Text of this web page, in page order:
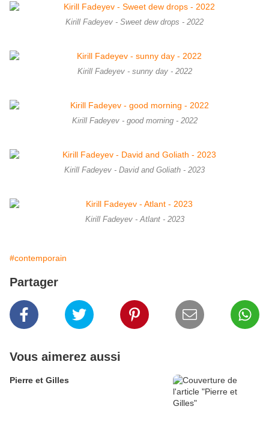
Kirill Fadeyev - Sweet dew drops - 2022
Kirill Fadeyev - sunny day - 2022
Kirill Fadeyev - good morning - 2022
Kirill Fadeyev - David and Goliath - 2023
Kirill Fadeyev - Atlant - 2023
#contemporain
Partager
Vous aimerez aussi
Pierre et Gilles